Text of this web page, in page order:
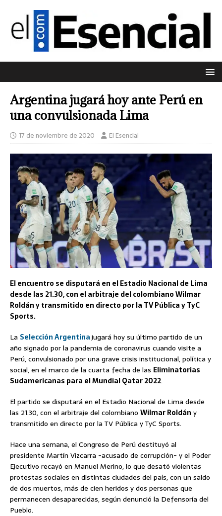
Argentina jugará hoy ante Perú en
una convulsionada Lima
17 de noviembre de 2020 El Esencial
El encuentro se disputará en el Estadio Nacional de Lima
desde las 21.30, con el arbitraje del colombiano Wilmar
Roldán y transmitido en directo por la TV Pública y TyC
Sports.
La Selección Argentinajugará hoy su último partido de un
año signado por la pandemia de coronavirus cuando visite a
Perú, convulsionado por una grave crisis institucional, política y
social, en el marco de la cuarta fecha de las Eliminatorias
Sudamericanas para el Mundial Qatar 2022.
El partido se disputará en el Estadio Nacional de Lima desde
las 21.30, con el arbitraje del colombiano Wilmar Roldán y
transmitido en directo por la TV Pública y TyC Sports.
Hace una semana, el Congreso de Perú destituyó al
presidente Martín Vizcarra -acusado de corrupción- y el Poder
Ejecutivo recayó en Manuel Merino, lo que desató violentas
protestas sociales en distintas ciudades del país, con un saldo
de dos muertos, más de cien heridos y dos personas que
permanecen desaparecidas, según denunció la Defensoría del
Pueblo.